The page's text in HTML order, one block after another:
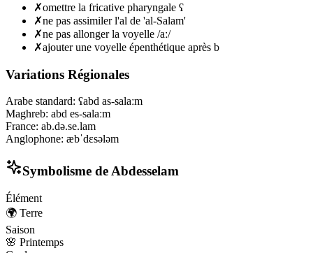
✗omettre la fricative pharyngale ʕ
✗ne pas assimiler l'al de 'al-Salam'
✗ne pas allonger la voyelle /aː/
✗ajouter une voyelle épenthétique après b
Variations Régionales
Arabe standard: ʕabd as-salaːm
Maghreb: abd es-salaːm
France: ab.də.se.lam
Anglophone: æbˈdɛsələm
Symbolisme de Abdesselam
Élément
🌍 Terre
Saison
🌸 Printemps